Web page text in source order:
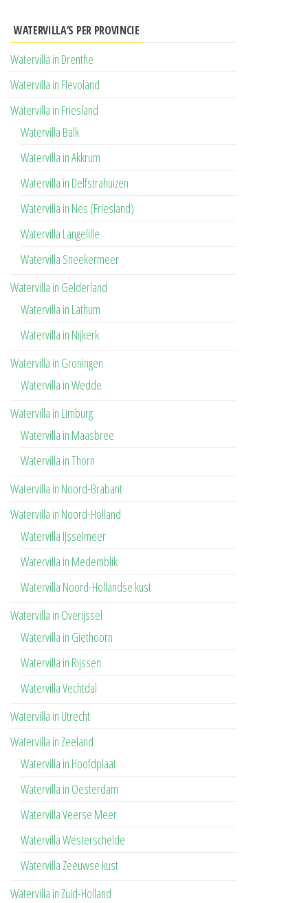
WATERVILLA’S PER PROVINCIE
Watervilla in Drenthe
Watervilla in Flevoland
Watervilla in Friesland
Watervilla Balk
Watervilla in Akkrum
Watervilla in Delfstrahuizen
Watervilla in Nes (Friesland)
Watervilla Langelille
Watervilla Sneekermeer
Watervilla in Gelderland
Watervilla in Lathum
Watervilla in Nijkerk
Watervilla in Groningen
Watervilla in Wedde
Watervilla in Limburg
Watervilla in Maasbree
Watervilla in Thorn
Watervilla in Noord-Brabant
Watervilla in Noord-Holland
Watervilla IJsselmeer
Watervilla in Medemblik
Watervilla Noord-Hollandse kust
Watervilla in Overijssel
Watervilla in Giethoorn
Watervilla in Rijssen
Watervilla Vechtdal
Watervilla in Utrecht
Watervilla in Zeeland
Watervilla in Hoofdplaat
Watervilla in Oesterdam
Watervilla Veerse Meer
Watervilla Westerschelde
Watervilla Zeeuwse kust
Watervilla in Zuid-Holland